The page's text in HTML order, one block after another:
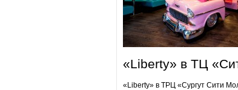
«Liberty» в ТЦ
«Liberty» в ТРЦ «Сургут Сити